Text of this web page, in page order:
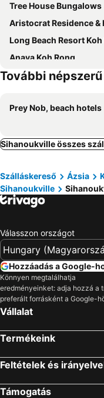
Tree House Bungalows
Aristocrat Residence &
Long Beach Resort Koh
Anaya Koh Rong
Paradise Villas Koh Rong
További
Prey Nob, beach hotels
Sihanoukville összes
Szálláskereső Ázsia
Sihanoukville
Válasszon országot
Hozzáadás a Google-
Könnyen megtalálhatja
eredményeinket: adja hozzá a
preferált forrásként a Google-
Vállalat
Termékeink
Feltételek és
Támogatás